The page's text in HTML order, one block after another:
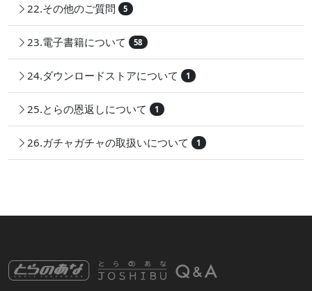
22.その他のご質問 5
23.電子書籍について 58
24.ダウンロードストアについて 1
25.とらの恩返しについて 1
26.ガチャガチャの取扱いについて 1